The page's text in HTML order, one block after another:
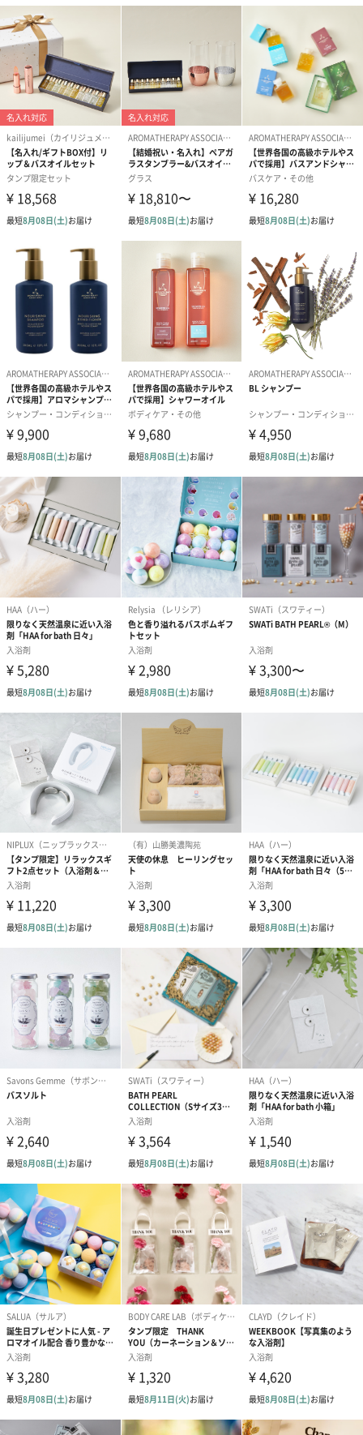
シルクのようなベルベットのトラベルバッグに美しく包装。ロゴ
入りのポーチはマチ付きで大容量。使用後も小物入れなど普段使
いできます。
AROMATHERAPY ASSOCIATES （アロマセラピー アソシ
エイツ）
英国を代表するアロマブランドの最高峰。厳選された植物原料か
ら一滴一滴丹念に抽出された精油を贅沢に使用した製品は、肌や
心のコンディションに確かな手ごたえをもたらします。世界中の
一流アロマセラピストや高級スパで愛用されています。
外装サイズ
幅23.5cmX縦13.5cmX高さ10cm
成分
【マインド バスアンドシャワーオイル】ワイルドカ
モミール、プチグレン、フランキンセンスなど
【イージング マッサージアンドボディオイル】アル
ニカ、ローズマリー、ジンジャー、ラベンダーなど
ご使用上／安
全上の注意
●妊娠・授乳中・疾患のある方はご使用前に医師にご相
談ください。
りません。追い焚きでのご使用はお控えください。
内容量／内容
物
【マインド バスアンドシャワーオイル】55ml
【イージング マッサージアンドボディオイル】
100ml
【ベルベットポーチ】リサイクルプラスティックボト
ル100％で製作
商品オプション情報
お届けボックスオプション
配送用のダンボールを装飾いたします。お相手のご住所に直接お
送りする際に人気のオプションです。お相手に直接手渡しする場
合は、紙袋との併用もおすすめです。
ダンボール装飾（ひま
わり）（720円）
ダンボール装飾（チュ
ーリップ）（720円）
ダンボール装
イトピンク×
紙袋
お渡し用の紙袋です。
商品に合わせたサイズをお届けします。
あり（280円）
メッセージカード（通常・写真・グリーティング）
誕生日や結婚祝い・出産祝いなど、様々なシーンのメッセージカ
ードを同梱します。
メッセージカードや封筒のデザインは一部変更する場合がありま
す。